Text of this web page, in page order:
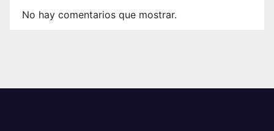
No hay comentarios que mostrar.